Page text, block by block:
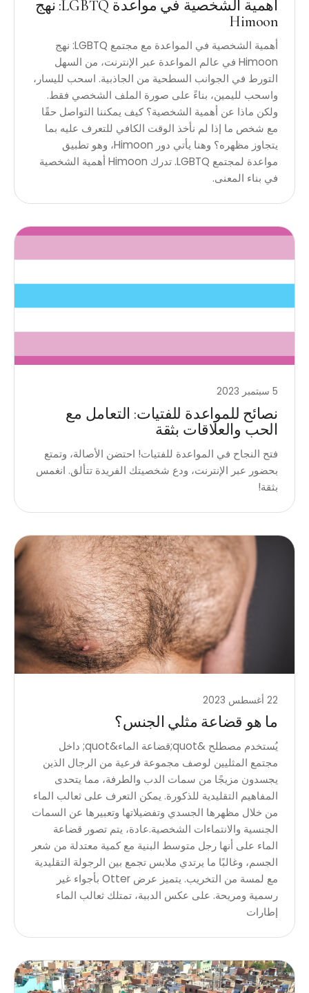
أهمية الشخصية في مواعدة LGBTQ: نهج
Himoon
أهمية الشخصية في المواعدة مع مجتمع LGBTQ: نهج
Himoon في عالم المواعدة عبر الإنترنت، من السهل
التورط في الجوانب السطحية من الجاذبية. اسحب لليسار،
واسحب لليمين، بناءً على صورة الملف الشخصي فقط.
ولكن ماذا عن أهمية الشخصية؟ كيف يمكننا التواصل حقًا
مع شخص ما إذا لم نأخذ الوقت الكافي للتعرف عليه بما
يتجاوز مظهره؟ وهنا يأتي دور Himoon، وهو تطبيق
مواعدة لمجتمع LGBTQ. تدرك Himoon أهمية الشخصية
في بناء المعنى.
5 سبتمبر 2023
نصائح للمواعدة للفتيات: التعامل مع
الحب والعلاقات بثقة
فتح النجاح في المواعدة للفتيات! احتضن الأصالة، وتمتع
بحضور عبر الإنترنت، ودع شخصيتك الفريدة تتألق. انغمس
بثقة!
22 أغسطس 2023
ما هو قضاعة مثلي الجنس؟
يُستخدم مصطلح &quot;قضاعة الماء&quot; داخل
مجتمع المثليين لوصف مجموعة فرعية من الرجال الذين
يجسدون مزيجًا من سمات الدب والطرفة، مما يتحدى
المفاهيم التقليدية للذكورة. يمكن التعرف على ثعالب الماء
من خلال مظهرها الجسدي وتفضيلاتها وتعبيرها عن السمات
الجنسية والانتماءات الشخصية.عادة، يتم تصور قضاعة
الماء على أنها رجل متوسط ​​البنية مع كمية معتدلة من شعر
الجسم، وغالبًا ما يرتدي ملابس تجمع بين الرجولة التقليدية
مع لمسة من التخريب. يتميز عرض Otter بأجواء غير
رسمية ومريحة. على عكس الدببة، تمتلك ثعالب الماء
إطارات